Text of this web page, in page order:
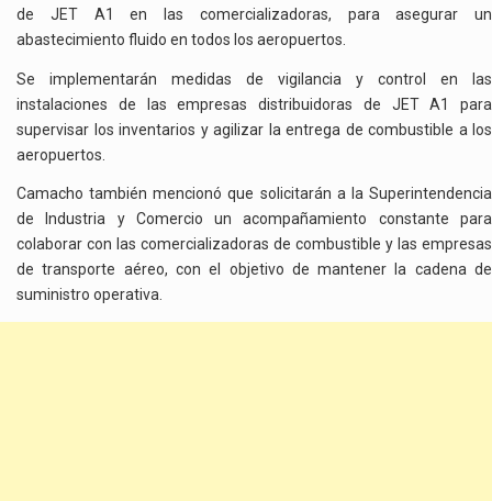
de JET A1 en las comercializadoras, para asegurar un
abastecimiento fluido en todos los aeropuertos.
Se implementarán medidas de vigilancia y control en las
instalaciones de las empresas distribuidoras de JET A1 para
supervisar los inventarios y agilizar la entrega de combustible a los
aeropuertos.
Camacho también mencionó que solicitarán a la Superintendencia
de Industria y Comercio un acompañamiento constante para
colaborar con las comercializadoras de combustible y las empresas
de transporte aéreo, con el objetivo de mantener la cadena de
suministro operativa.